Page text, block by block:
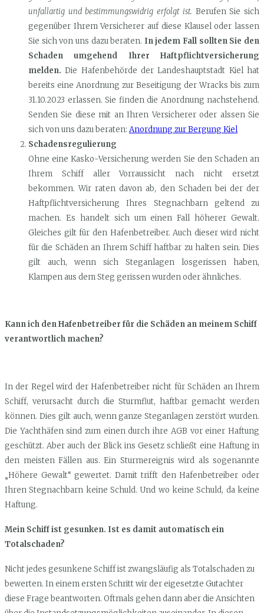
unfallartig und bestimmungswidrig erfolgt ist. Berufen Sie sich
gegenüber Ihrem Versicherer auf diese Klausel oder lassen
Sie sich von uns dazu beraten. In jedem Fall sollten Sie den
Schaden umgehend Ihrer Haftpflichtversicherung
melden.Die Hafenbehörde der Landeshauptstadt Kiel hat
bereits eine Anordnung zur Beseitigung der Wracks bis zum
31.10.2023 erlassen. Sie finden die Anordnung nachstehend.
Senden Sie diese mit an Ihren Versicherer oder alssen Sie
sich von uns dazu beraten: Anordnung zur Bergung Kiel
Schadensregulierung
Ohne eine Kasko-Versicherung werden Sie den Schaden an
Ihrem Schiff aller Vorraussicht nach nicht ersetzt
bekommen. Wir raten davon ab, den Schaden bei der der
Haftpflichtversicherung Ihres Stegnachbarn geltend zu
machen. Es handelt sich um einen Fall höherer Gewalt.
Gleiches gilt für den Hafenbetreiber. Auch dieser wird nicht
für die Schäden an Ihrem Schiff haftbar zu halten sein. Dies
gilt auch, wenn sich Steganlagen losgerissen haben,
Klampen aus dem Steg gerissen wurden oder ähnliches.
Kann ich den Hafenbetreiber für die Schäden an meinem Schiff
verantwortlich machen?
In der Regel wird der Hafenbetreiber nicht für Schäden an Ihrem
Schiff, verursacht durch die Sturmflut, haftbar gemacht werden
können. Dies gilt auch, wenn ganze Steganlagen zerstört wurden.
Die Yachthäfen sind zum einen durch ihre AGB vor einer Haftung
geschützt. Aber auch der Blick ins Gesetz schließt eine Haftung in
den meisten Fällen aus. Ein Sturmereignis wird als sogenannte
„Höhere Gewalt“ gewertet. Damit trifft den Hafenbetreiber oder
Ihren Stegnachbarn keine Schuld. Und wo keine Schuld, da keine
Haftung.
Mein Schiff ist gesunken. Ist es damit automatisch ein
Totalschaden?
Nicht jedes gesunkene Schiff ist zwangsläufig als Totalschaden zu
bewerten. In einem ersten Schritt wir der eigesetzte Gutachter
diese Frage beantworten. Oftmals gehen dann aber die Ansichten